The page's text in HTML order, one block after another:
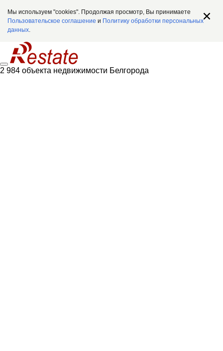
Мы используем "cookies". Продолжая просмотр, Вы принимаете
Пользовательское соглашение и Политику обработки персональных
данных.
2 984 объекта недвижимости Белгорода